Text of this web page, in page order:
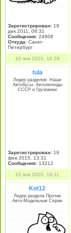
Зарегистрирован: 19
дек 2011, 08:31
Сообщения: 24808
Откуда: Санкт-
Петербург
10 янв 2020, 16:29
tula
Лидер разделов: Наши
Автобусы, Автолегенды
СССР и Грузовики
Зарегистрирован: 19
фев 2015, 13:31
Сообщения: 13212
10 янв 2020, 19:11
Kot12
Лидер раздела Прочие
Авто-Модельные Серии